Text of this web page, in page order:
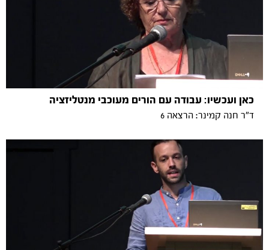
כאן ועכשיו: עבודה עם הורים מעוכבי מנטליזציה
ד"ר חנה קמינר: הרצאה 6